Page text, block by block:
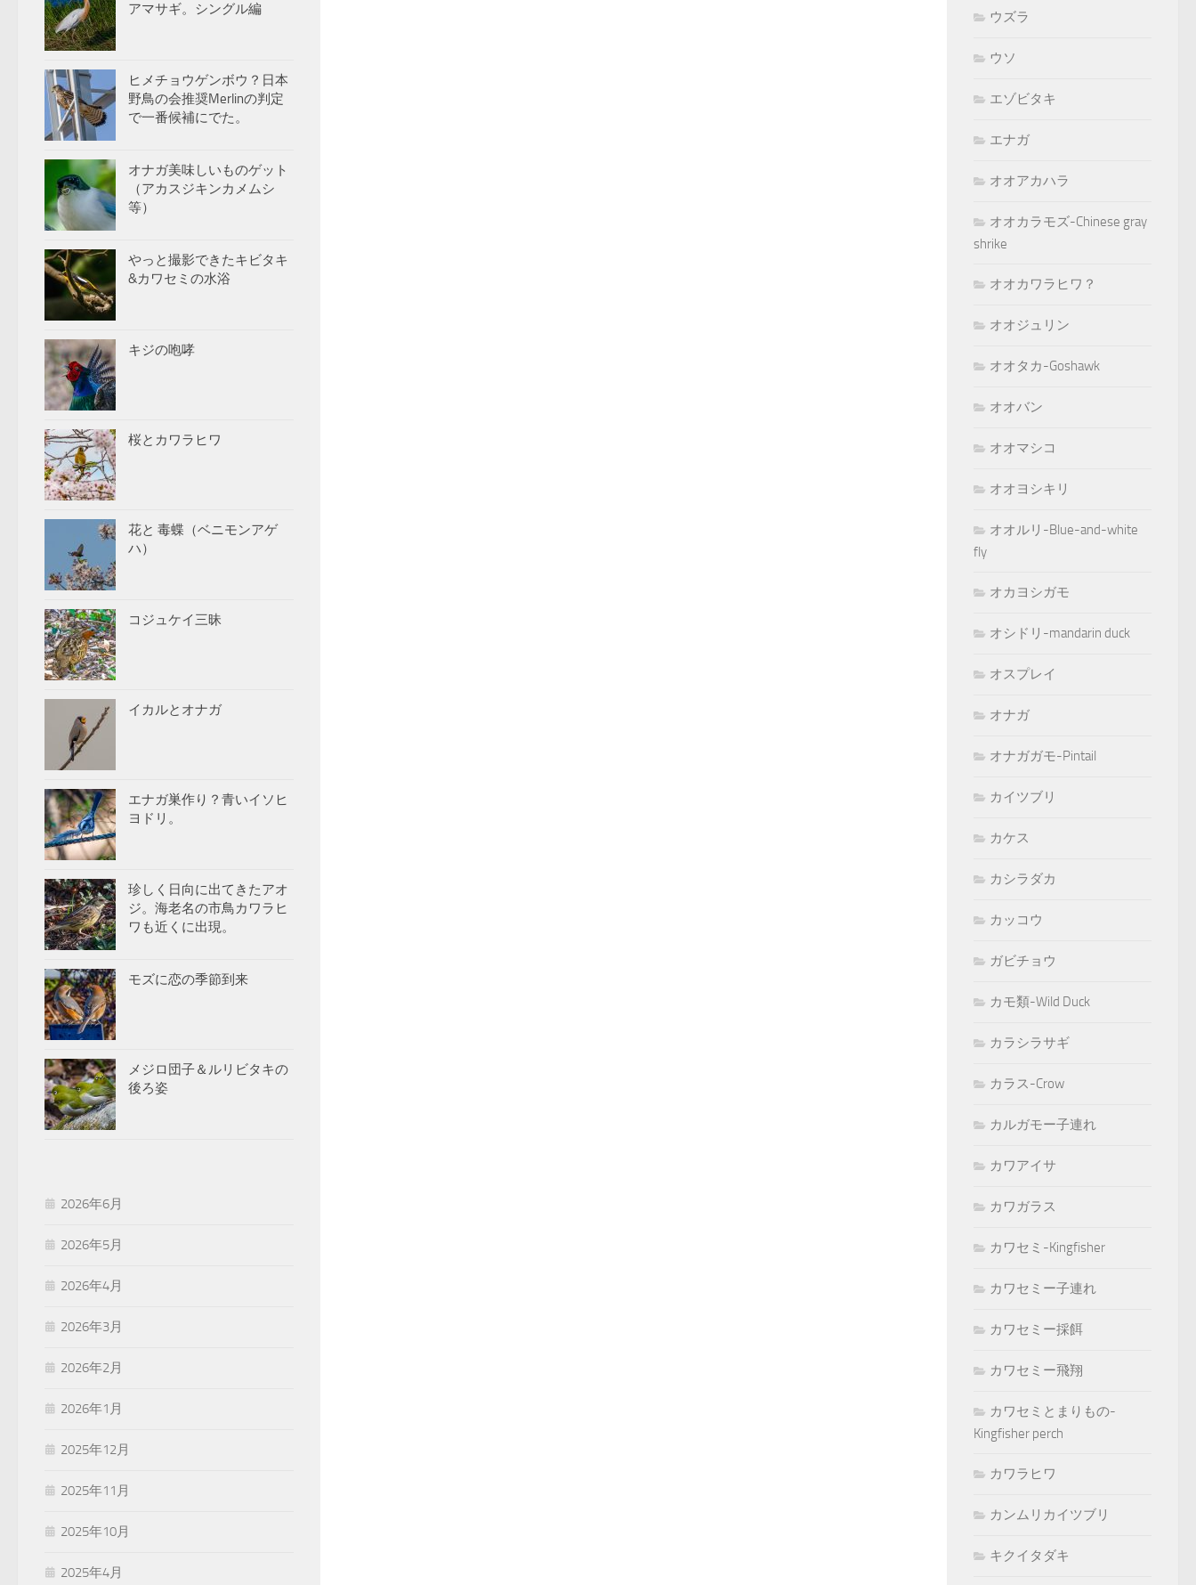
アマサギ。シングル編
ヒメチョウゲンボウ？日本
野鳥の会推奨Merlinの判定
で一番候補にでた。
オナガ美味しいものゲット
（アカスジキンカメムシ
等）
やっと撮影できたキビタキ
&カワセミの水浴
キジの咆哮
桜とカワラヒワ
花と 毒蝶（ベニモンアゲ
ハ）
コジュケイ三昧
イカルとオナガ
エナガ巣作り？青いイソヒ
ヨドリ。
珍しく日向に出てきたアオ
ジ。海老名の市鳥カワラヒ
ワも近くに出現。
モズに恋の季節到来
メジロ団子＆ルリビタキの
後ろ姿
2026年6月
2026年5月
2026年4月
2026年3月
2026年2月
2026年1月
2025年12月
2025年11月
2025年10月
2025年4月
ウズラ
ウソ
エゾビタキ
エナガ
オオアカハラ
オオカラモズ-Chinese gray
shrike
オオカワラヒワ？
オオジュリン
オオタカ-Goshawk
オオバン
オオマシコ
オオヨシキリ
オオルリ-Blue-and-white
fly
オカヨシガモ
オシドリ-mandarin duck
オスプレイ
オナガ
オナガガモ-Pintail
カイツブリ
カケス
カシラダカ
カッコウ
ガビチョウ
カモ類-Wild Duck
カラシラサギ
カラス-Crow
カルガモー子連れ
カワアイサ
カワガラス
カワセミ-Kingfisher
カワセミー子連れ
カワセミー採餌
カワセミー飛翔
カワセミとまりもの-
Kingfisher perch
カワラヒワ
カンムリカイツブリ
キクイタダキ